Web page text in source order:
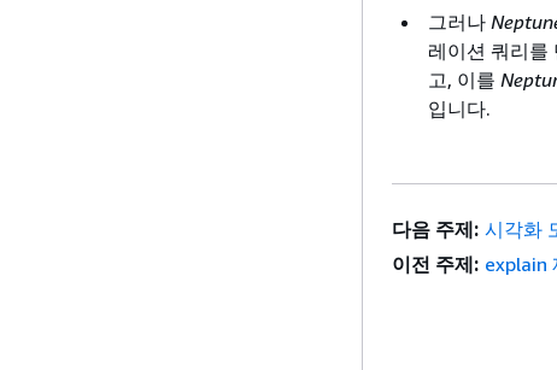
그러나
레이션 쿼리를
고, 이를
입니다.
다음 주제: 시각화
이전 주제: explain